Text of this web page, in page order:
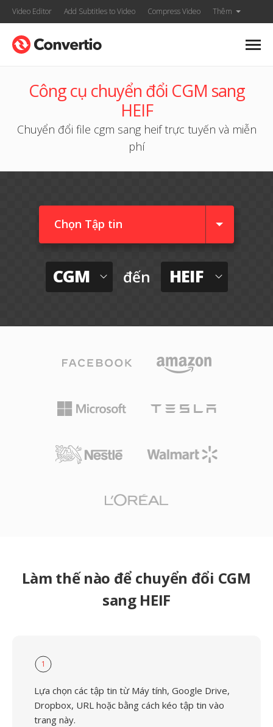
Video Editor Add Subtitles to Video Compress Video Thêm
Công cụ chuyển đổi CGM sang
HEIF
Chuyển đổi file cgm sang heif trực tuyến và miễn
phí
Chọn Tập tin
CGM đến HEIF
Làm thế nào để chuyển đổi CGM
sang HEIF
1
Lựa chọn các tập tin từ Máy tính, Google Drive,
Dropbox, URL hoặc bằng cách kéo tập tin vào
trang này.